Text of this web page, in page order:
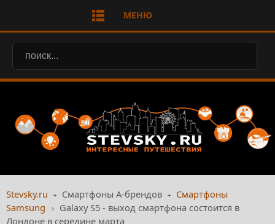
МЕНЮ
Stevsky.ru Смартфоны А-брендов
Смартфоны
Samsung
Galaxy S5 - выход смартфона состоится в
Лондоне в середине марта